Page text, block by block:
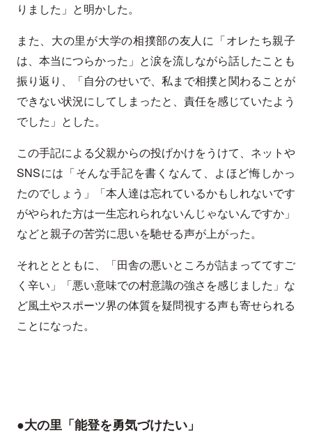
りました」と明かした。
また、大の里が大学の相撲部の友人に「オレたち親子
は、本当につらかった」と涙を流しながら話したことも
振り返り、「自分のせいで、私まで相撲と関わることが
できない状況にしてしまったと、責任を感じていたよう
でした」とした。
この手記による父親からの投げかけをうけて、ネットや
SNSには「そんな手記を書くなんて、よほど悔しかっ
たのでしょう」「本人達は忘れているかもしれないです
がやられた方は一生忘れられないんじゃないんですか」
などと親子の苦労に思いを馳せる声が上がった。
それととともに、「田舎の悪いところが詰まっててすご
く辛い」「悪い意味での村意識の強さを感じました」な
ど風土やスポーツ界の体質を疑問視する声も寄せられる
ことになった。
●大の里「能登を勇気づけたい」